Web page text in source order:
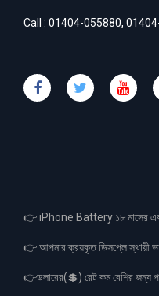
Call : 01404-055880,
👉 iPhone Battery ১৮ মাসের
👉 আপনার ক্রয়কৃত ডিসপ্লে স্থায়ী
👉ডলারের(💲) রেট কম বেশির জন্য